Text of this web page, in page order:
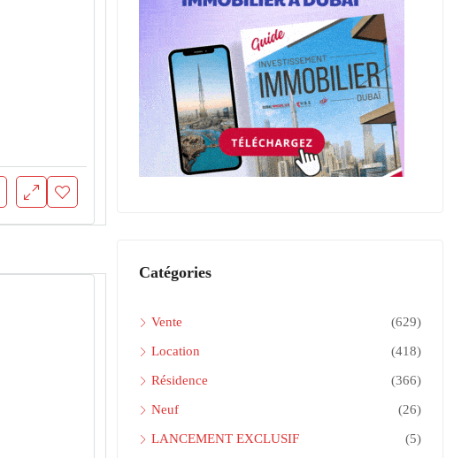
Catégories
Vente (629)
Location (418)
Résidence (366)
Neuf (26)
LANCEMENT EXCLUSIF (5)